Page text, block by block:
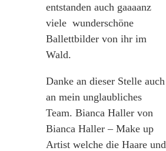
entstanden auch gaaaanz
viele wunderschöne
Ballettbilder von ihr im
Wald.
Danke an dieser Stelle auch
an mein unglaubliches
Team. Bianca Haller von
Bianca Haller – Make up
Artist welche die Haare und